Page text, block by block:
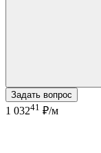
Задать вопрос
1 03241 ₽/м